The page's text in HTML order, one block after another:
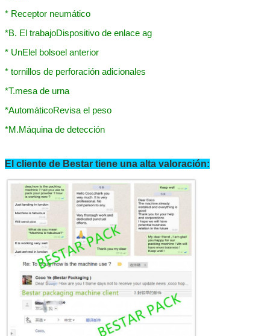
Deja un mensaje
PRESENTACIóN
* Receptor neumático
*B. El trabajoDispositivo de enlace ag
* UnEl el bolsoel anterior
* tornillos de perforación adicionales
*T.mesa de urna
*AutomáticoRevisa el peso
*M.Máquina de detección
El cliente de Bestar tiene una alta valoración: